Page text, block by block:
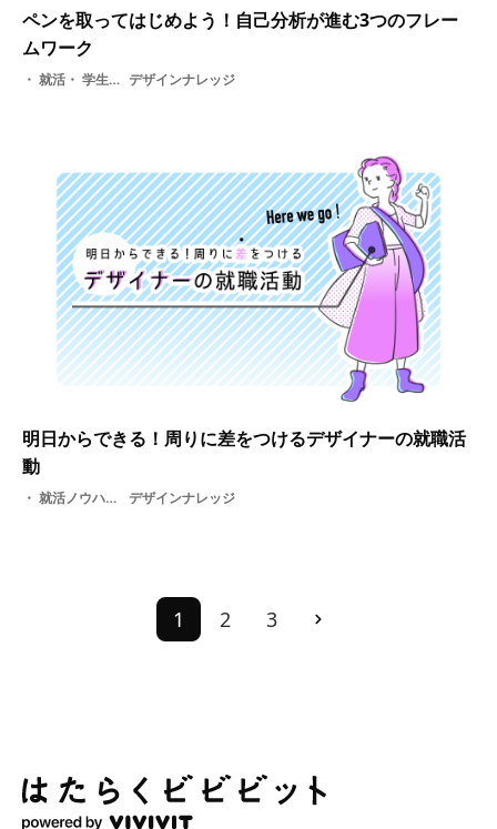
ペンを取ってはじめよう！自己分析が進む3つのフレー
ムワーク
就活・ 学生・ 選考・ 面接・ フレームワーク・ 自己分析 デザインナレッジ
明日からできる！周りに差をつけるデザイナーの就職活
動
就活ノウハウ・ 就活・ リクルーター・ 交流・ 人事・ 基礎知識・ 学生・ 説明会 デザインナレッジ
1 2 3